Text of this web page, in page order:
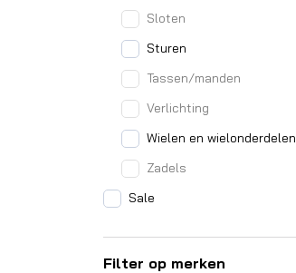
Sloten
Sturen
Tassen/manden
Verlichting
Wielen en wielonderdelen
Zadels
Sale
Filter op merken